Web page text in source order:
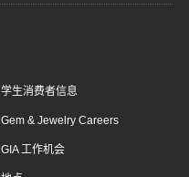
学生消费者信息
Gem & Jewelry Careers
GIA 工作机会